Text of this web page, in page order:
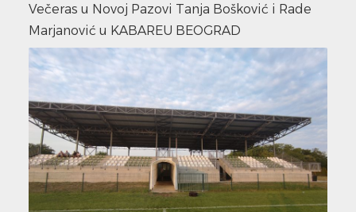
Večeras u Novoj Pazovi Tanja Bošković i Rade
Marjanović u KABAREU BEOGRAD